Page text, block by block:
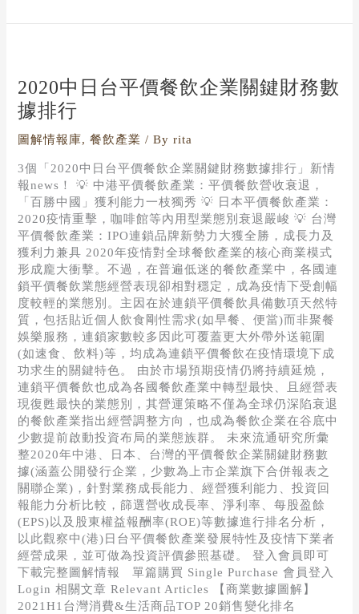
2020中日台平價餐飲企業關鍵財務數
據排行
圖解情報庫,餐飲產業 / Byrita
3個「2020中日台平價餐飲企業關鍵財務數據排行」新情
報news！ 💡 中港平價餐飲產業：平價餐飲營收衰退，
「百勝中國」獲利能力一枝獨秀 💡 日本平價餐飲產業：
2020疫情重擊，咖啡館等內用型業態別衰退嚴峻 💡 台灣
平價餐飲產業：IPO連鎖品牌新勢力大獲全勝，成長力及
獲利力兼具 2020年疫情對全球餐飲產業的核心商業模式
形成龐大衝擊。不過，在普遍低迷的餐飲產業中，各國連
鎖平價餐飲業態經營表現卻相對穩定，成為疫情下受創幅
度較輕的業態別。主因在於連鎖平價餐飲具備數項天然特
質，包括貼近個人飲食剛性需求(如早餐、便當)而非聚餐
娛樂服務，連鎖家數較多因此可覆蓋更大外帶外送範圍
(如速食、飲料)等，均成為連鎖平價餐飲在疫情環境下成
功求生的關鍵特色。 由於市場預期疫情仍將持續延燒，
連鎖平價餐飲也成為各國餐飲產業中轉型最快、且經營表
現復甦最快的業態別，其營運策略不僅為全球仍深陷衰退
的餐飲產業指出經營調整方向，也成為餐飲企業在谷底中
少數提前啟動投資布局的業態族群。 未來流通研究所彙
整2020年中港、日本、台灣的平價餐飲企業關鍵財務數
據(涵蓋公開發行企業，少數為上市企業旗下合併報表之
關聯企業)，針對業務成長能力、經營獲利能力、投資回
報能力分析比較，篩選營收成長率、淨利率、每股盈餘
(EPS)以及股東權益報酬率(ROE)等數據進行排名分析，
以此觀察中(港)日台平價餐飲產業發展特性及疫情下業者
經營成果，並可做為投資評價參照基礎。 登入會員即可
下載完整圖解情報 單篇購買 Single Purchase 會員登入
Login 相關文章 Relevant Articles 【商業數據圖解】
2021H1台灣消費&生活商品TOP 20銷售變化排名
日
台
平
價
飲
企
業
關
鍵
財
務
數
據
排
行